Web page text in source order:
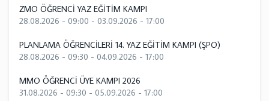
ZMO ÖĞRENCİ YAZ EĞİTİM KAMPI
28.08.2026 - 09:00 - 03.09.2026 - 17:00
PLANLAMA ÖĞRENCİLERİ 14. YAZ EĞİTİM KAMPI (ŞPO)
28.08.2026 - 09:30 - 04.09.2026 - 17:00
MMO ÖĞRENCİ ÜYE KAMPI 2026
31.08.2026 - 09:30 - 05.09.2026 - 17:00